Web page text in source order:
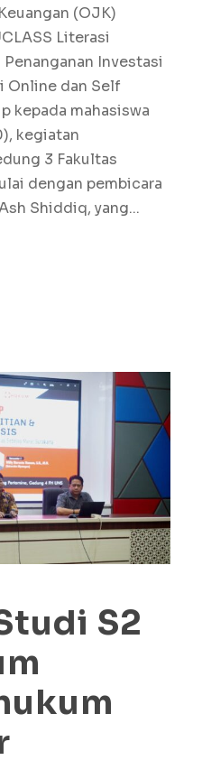
(OJK)
Literasi
Investasi
Online dan Self
kepada mahasiswa
kegiatan
3 Fakultas
dengan pembicara
Shiddiq, yang...
S2